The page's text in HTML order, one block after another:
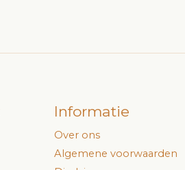
Informatie
Over ons
Algemene voorwaarden